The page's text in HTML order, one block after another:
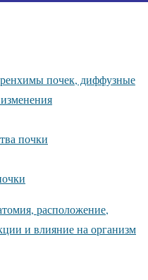
почек, диффузные
почки
расположение,
и влияние на организм